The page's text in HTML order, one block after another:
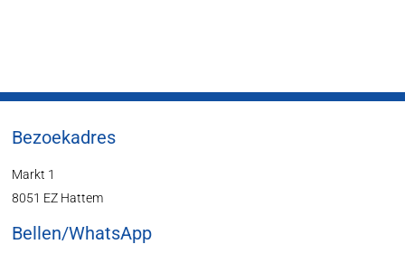
Bezoekadres
Markt 1
8051 EZ Hattem
Bellen/WhatsApp